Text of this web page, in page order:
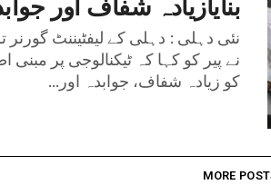
نئی دہلی : دہلی کے لیفٹیننٹ
نے پیر کو کہا کہ ٹیکنالوجی پر
کو زیادہ شفاف، جوابدہ اور...
MORE